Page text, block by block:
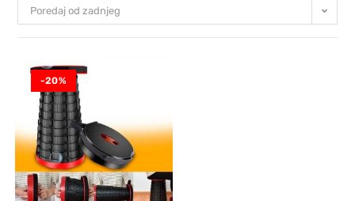
Poredaj od zadnjeg
-20%